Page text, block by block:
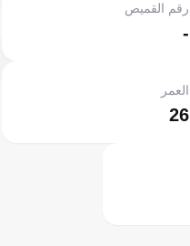
-
رقم القميص
26
العمر